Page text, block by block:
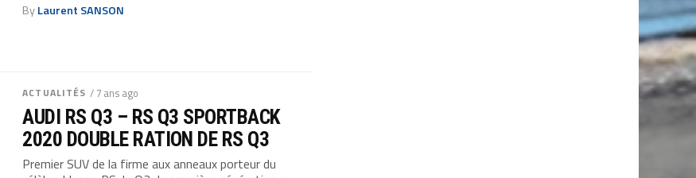
ByLaurent SANSON
ACTUALITÉS / 7 ans ago
AUDI RS Q3 – RS Q3 SPORTBACK
2020 DOUBLE RATION DE RS Q3
Premier SUV de la firme aux anneaux porteur du